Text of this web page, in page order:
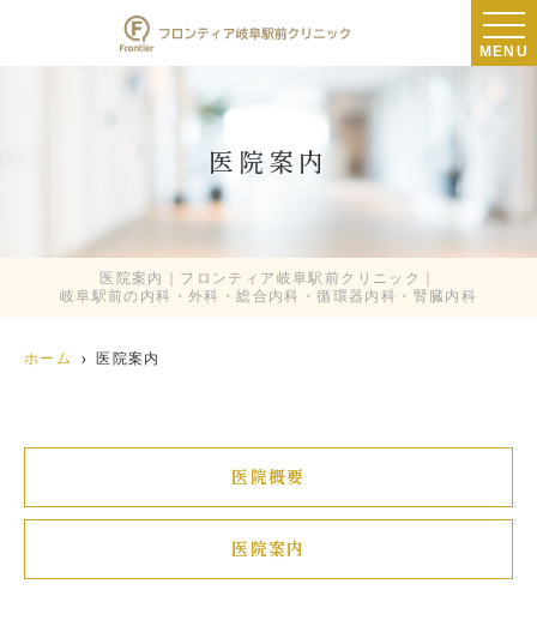
MENU
医院案内
医院案内｜フロンティア岐阜駅前クリニック｜
岐阜駅前の内科・外科・総合内科・循環器内科・腎臓内科
ホーム 医院案内
医院概要
医院案内